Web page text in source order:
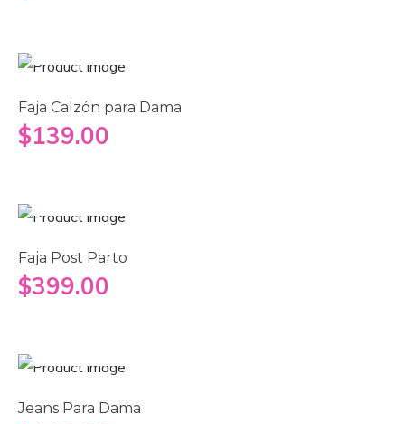
Faja Calzón para Dama
$139.00
Faja Post Parto
$399.00
Jeans Para Dama